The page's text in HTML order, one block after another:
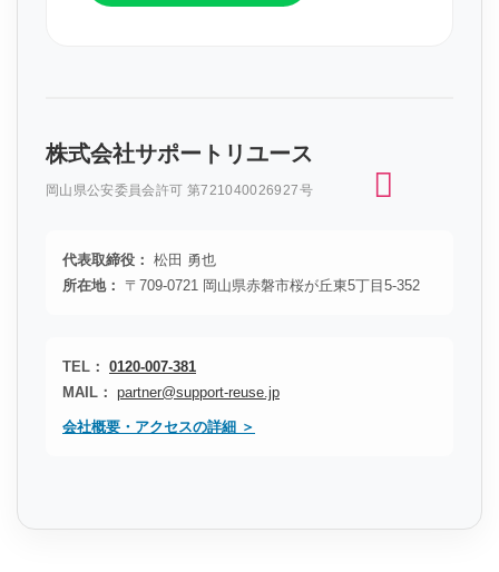
株式会社サポートリユース
岡山県公安委員会許可 第721040026927号
代表取締役： 松田 勇也
所在地：
〒709-0721 岡山県赤磐市桜が丘東5丁目5-352
TEL： 0120-007-381
MAIL： partner@support-reuse.jp
会社概要・アクセスの詳細 ＞